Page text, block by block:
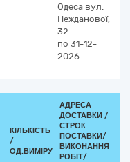
Одеса вул.
Нежданової,
32
по 31-12-
2026
КІЛЬКІСТЬ
/
ОД.ВИМІРУ
АДРЕСА
ДОСТАВКИ /
СТРОК
ПОСТАВКИ/
ВИКОНАННЯ
РОБІТ/